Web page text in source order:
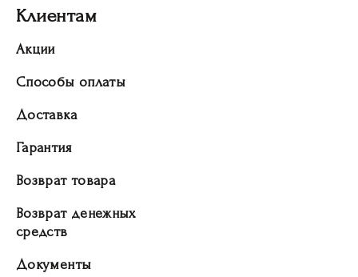
Клиентам
Акции
Способы оплаты
Доставка
Гарантия
Возврат товара
Возврат денежных
средств
Документы